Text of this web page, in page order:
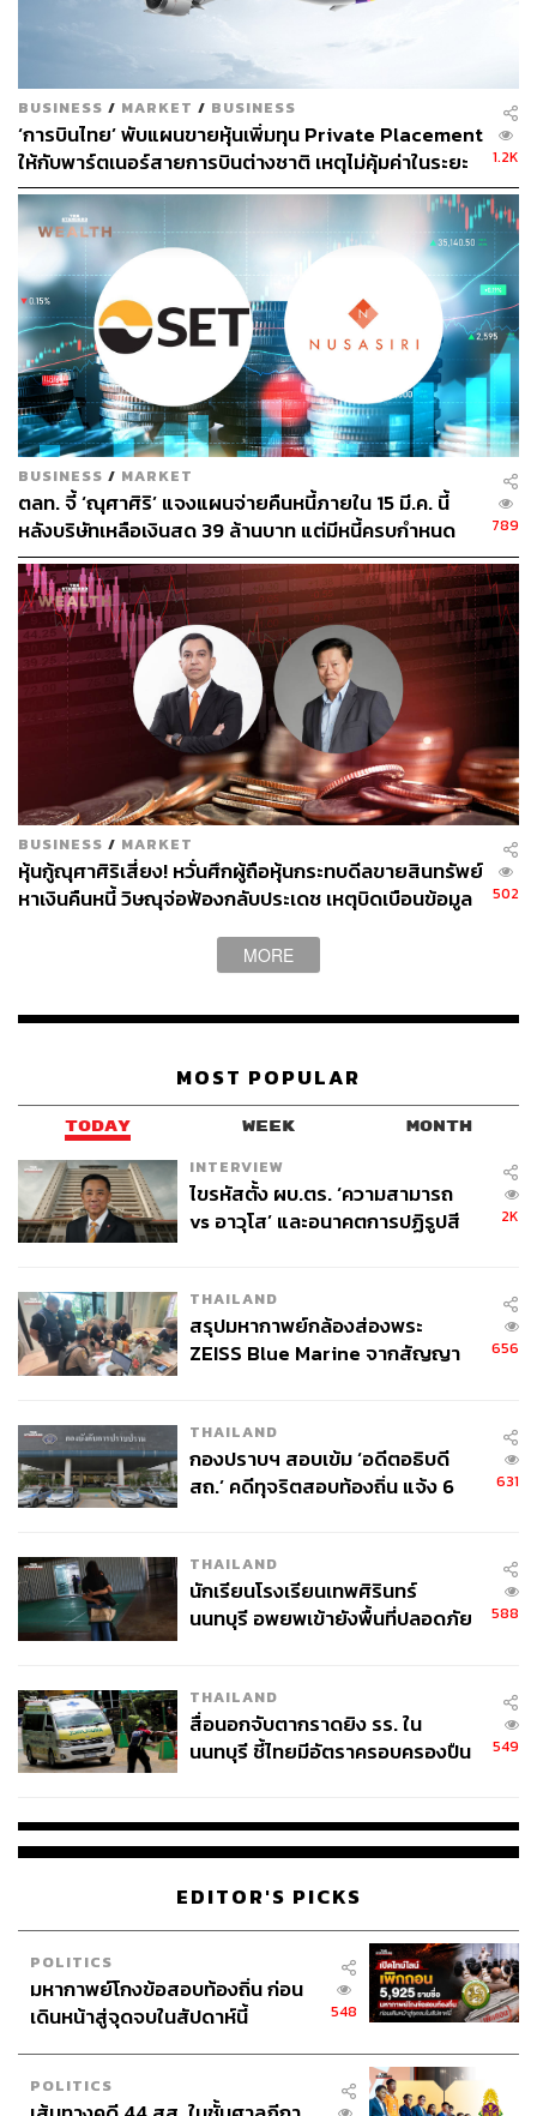
ให้ณุศาศิริมีความมั่นคงทางธุรกิจและเติบโตขึ้นทุกๆ ปี”
สามารถติดตาม THE STANDARD WEALTH
ผ่านแอปพลิเคชันต่างๆ ที่คุณสะดวกหรือใช้งานอยู่แล้วได้เลย
TAGS: บริษัท วินด์ เอนเนอร์ยี่ โฮลดิ้ง จำกัด
Private Placement (PP)
บริษัท ณุศาศิริ จำกัด (มหาชน) (NUSA)
92
ABOUT THE AUTHOR
ประลองยุทธ ผงงอย
THE STANDARD WEALTH Feature Editor
BUSINESS / MARKET / BUSINESS
‘การบินไทย’ พับแผนขายหุ้นเพิ่มทุน Private Placement
ให้กับพาร์ตเนอร์สายการบินต่างชาติ เหตุไม่คุ้มค่าในระยะ
สั้น
1.2K
BUSINESS / MARKET
ตลท. จี้ ‘ณุศาศิริ’ แจงแผนจ่ายคืนหนี้ภายใน 15 มี.ค. นี้
หลังบริษัทเหลือเงินสด 39 ล้านบาท แต่มีหนี้ครบกำหนด
จ่ายคืนใน 1 ปี รวม 2,352 ล้านบาท
789
BUSINESS / MARKET
หุ้นกู้ณุศาศิริเสี่ยง! หวั่นศึกผู้ถือหุ้นกระทบดีลขายสินทรัพย์
หาเงินคืนหนี้ วิษณุจ่อฟ้องกลับประเดช เหตุบิดเบือนข้อมูล
502
MORE
MOST POPULAR
TODAY WEEK MONTH
INTERVIEW
ไขรหัสตั้ง ผบ.ตร. ‘ความสามารถ
vs อาวุโส’ และอนาคตการปฏิรูปสี
2K
THAILAND
สรุปมหากาพย์กล้องส่องพระ
ZEISS Blue Marine จากสัญญา
จ่ายหนี้-แอบระบุแบรนด์
656
THAILAND
กองปราบฯ สอบเข้ม ‘อดีตอธิบดี
สถ.’ คดีทุจริตสอบท้องถิ่น แจ้ง 6
631
THAILAND
นักเรียนโรงเรียนเทพศิรินทร์
นนทบุรี อพยพเข้ายังพื้นที่ปลอดภัย
588
THAILAND
สื่อนอกจับตากราดยิง รร. ใน
นนทบุรี ชี้ไทยมีอัตราครอบครองปืน
549
EDITOR'S PICKS
POLITICS
มหากาพย์โกงข้อสอบท้องถิ่น ก่อน
เดินหน้าสู่จุดจบในสัปดาห์นี้
548
POLITICS